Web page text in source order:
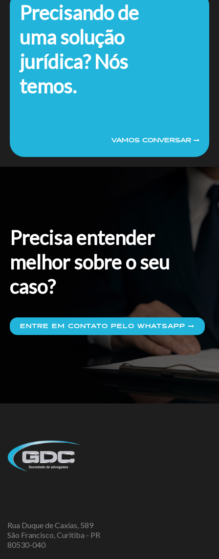
Precisando de
uma solução
jurídica? Nós
temos.
VAMOS CONVERSAR
Precisa entender
melhor sobre o seu
caso?
ENTRE EM CONTATO PELO WHATSAPP
Rua Duque de Caxias, 589
São Francisco, Curitiba - PR
80530-040